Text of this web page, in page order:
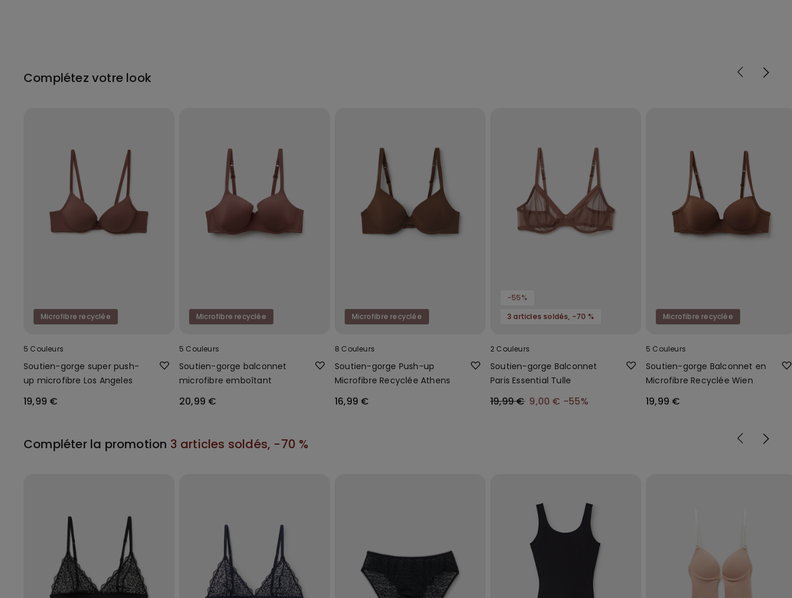
Complétez votre look
Microfibre recyclée
5 Couleurs
Soutien-gorge super push-
up microfibre Los Angeles
19,99 €
Microfibre recyclée
5 Couleurs
Soutien-gorge balconnet
microfibre emboîtant
20,99 €
Microfibre recyclée
8 Couleurs
Soutien-gorge Push-up
Microfibre Recyclée Athens
16,99 €
-55%
3 articles soldés, -70 %
2 Couleurs
Soutien-gorge Balconnet
Paris Essential Tulle
19,99 € 9,00 € -55%
Microfibre recyclée
5 Couleurs
Soutien-gorge Balconnet en
Microfibre Recyclée Wien
19,99 €
Compléter la promotion 3 articles soldés, -70 %